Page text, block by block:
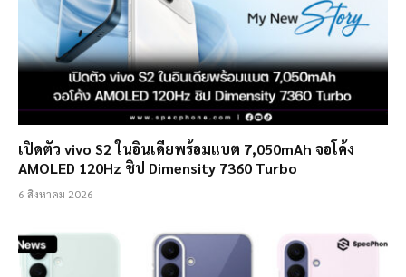
เปิดตัว vivo S2 ในอินเดียพร้อมแบต 7,050mAh จอโค้ง
AMOLED 120Hz ชิป Dimensity 7360 Turbo
6 สิงหาคม 2026